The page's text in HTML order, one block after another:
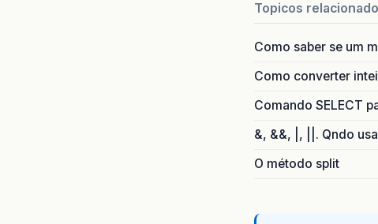
Topicos
Como saber se um
Como converter
Comando SELECT
&, &&, |, ||. Qndo
O método split